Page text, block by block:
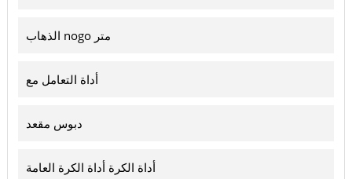
الذهاب nogo متر
أداة التعامل مع
دبوس مقعد
أداة الكرة أداة الكرة العامة